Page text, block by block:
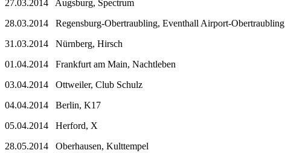
27.03.2014 Augsburg, Spectrum
28.03.2014 Regensburg-Obertraubling, Eventhall Airport-Obertraubling
31.03.2014 Nürnberg, Hirsch
01.04.2014 Frankfurt am Main, Nachtleben
03.04.2014 Ottweiler, Club Schulz
04.04.2014 Berlin, K17
05.04.2014 Herford, X
28.05.2014 Oberhausen, Kulttempel